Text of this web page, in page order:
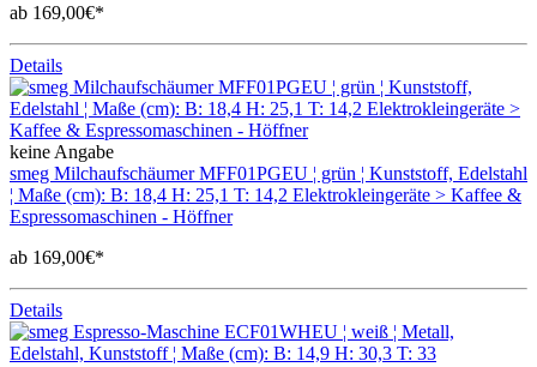
ab 169,00€*
Details
keine Angabe
smeg Milchaufschäumer MFF01PGEU ¦ grün ¦ Kunststoff, Edelstahl
¦ Maße (cm): B: 18,4 H: 25,1 T: 14,2 Elektrokleingeräte > Kaffee &
Espressomaschinen - Höffner
ab 169,00€*
Details